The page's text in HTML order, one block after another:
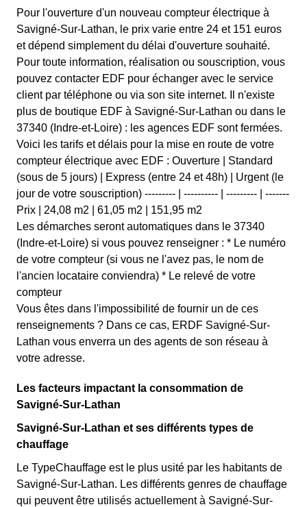
Pour l'ouverture d'un nouveau compteur électrique à
Savigné-Sur-Lathan, le prix varie entre 24 et 151 euros
et dépend simplement du délai d'ouverture souhaité.
Pour toute information, réalisation ou souscription, vous
pouvez contacter EDF pour échanger avec le service
client par téléphone ou via son site internet. Il n'existe
plus de boutique EDF à Savigné-Sur-Lathan ou dans le
37340 (Indre-et-Loire) : les agences EDF sont fermées.
Voici les tarifs et délais pour la mise en route de votre
compteur électrique avec EDF : Ouverture | Standard
(sous de 5 jours) | Express (entre 24 et 48h) | Urgent (le
jour de votre souscription) --------- | ---------- | --------- | -------
Prix | 24,08 m2 | 61,05 m2 | 151,95 m2
Les démarches seront automatiques dans le 37340
(Indre-et-Loire) si vous pouvez renseigner : * Le numéro
de votre compteur (si vous ne l'avez pas, le nom de
l'ancien locataire conviendra) * Le relevé de votre
compteur
Vous êtes dans l'impossibilité de fournir un de ces
renseignements ? Dans ce cas, ERDF Savigné-Sur-
Lathan vous enverra un des agents de son réseau à
votre adresse.
Les facteurs impactant la consommation de
Savigné-Sur-Lathan
Savigné-Sur-Lathan et ses différents types de
chauffage
Le TypeChauffage est le plus usité par les habitants de
Savigné-Sur-Lathan. Les différents genres de chauffage
qui peuvent être utilisés actuellement à Savigné-Sur-